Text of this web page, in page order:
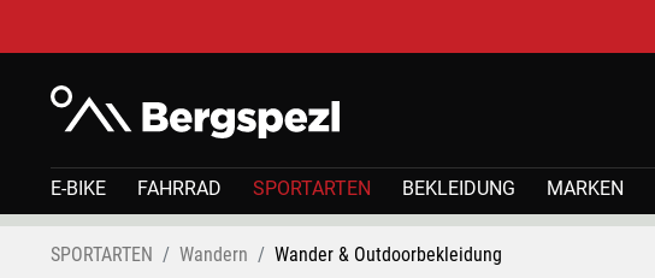
E-BIKE FAHRRAD SPORTARTEN BEKLEIDUNG MARKEN
SPORTARTEN Wandern Wander & Outdoorbekleidung